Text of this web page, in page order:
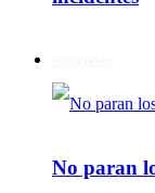
No paran